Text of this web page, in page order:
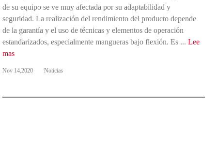
de su equipo se ve muy afectada por su adaptabilidad y
seguridad. La realización del rendimiento del producto depende
de la garantía y el uso de técnicas y elementos de operación
estandarizados, especialmente mangueras bajo flexión. Es ... Lee
mas
Nov 14,2020 Noticias